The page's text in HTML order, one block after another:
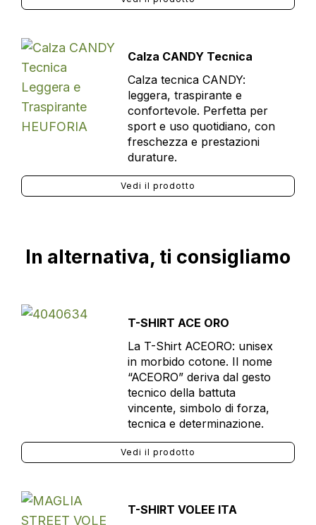
Calza CANDY Tecnica
Calza tecnica CANDY:
leggera, traspirante e
confortevole. Perfetta per
sport e uso quotidiano, con
freschezza e prestazioni
durature.
Vedi il prodotto
In alternativa, ti consigliamo
T-SHIRT ACE ORO
La T-Shirt ACEORO: unisex
in morbido cotone. Il nome
“ACEORO” deriva dal gesto
tecnico della battuta
vincente, simbolo di forza,
tecnica e determinazione.
Vedi il prodotto
T-SHIRT VOLEE ITA